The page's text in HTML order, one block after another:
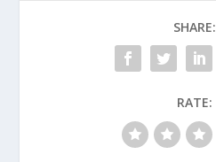
SHARE:
RATE: